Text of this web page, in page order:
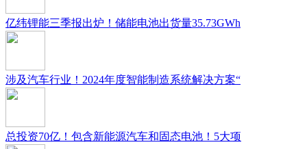
亿纬锂能三季报出炉！储能电池出货量35.73GWh
涉及汽车行业！2024年度智能制造系统解决方案“
总投资70亿！包含新能源汽车和固态电池！5大项